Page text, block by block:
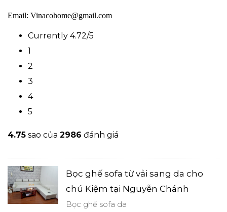
Email: Vinacohome@gmail.com
Currently 4.72/5
1
2
3
4
5
4.75 sao của 2986 đánh giá
Bọc ghế sofa từ vải sang da cho
chú Kiệm tại Nguyễn Chánh
Bọc ghế sofa da